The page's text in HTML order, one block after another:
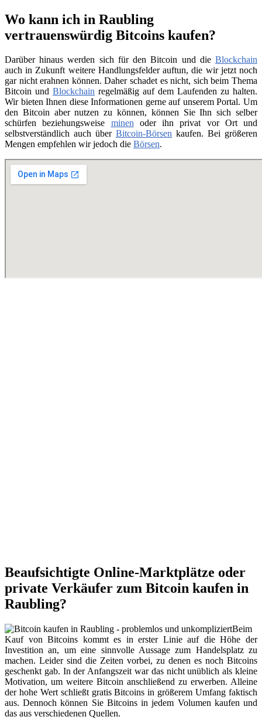
Wo kann ich in Raubling
vertrauenswürdig Bitcoins kaufen?
Darüber hinaus werden sich für den Bitcoin und die Blockchain
auch in Zukunft weitere Handlungsfelder auftun, die wir jetzt noch
gar nicht erahnen können. Daher schadet es nicht, sich beim Thema
Bitcoin und Blockchain regelmäßig auf dem Laufenden zu halten.
Wir bieten Ihnen diese Informationen gerne auf unserem Portal. Um
den Bitcoin aber nutzen zu können, können Sie Ihn sich selber
schürfen beziehungsweise minenoder ihn privat vor Ort und
selbstverständlich auch über Bitcoin-Börsen kaufen. Bei größeren
Mengen empfehlen wir jedoch die Börsen.
Beaufsichtigte Online-Marktplätze oder
private Verkäufer zum Bitcoin kaufen in
Raubling?
Beim
Kauf von Bitcoins kommt es in erster Linie auf die Höhe der
Investition an, um eine sinnvolle Aussage zum Handelsplatz zu
machen. Leider sind die Zeiten vorbei, zu denen es noch Bitcoins
geschenkt gab. In der Anfangszeit war das nicht unüblich als kleine
Motivation, um weitere Bitcoin anschließend zu erwerben. Alleine
der hohe Wert schließt gratis Bitcoins in größerem Umfang faktisch
aus. Dennoch können Sie Bitcoins in jedem Volumen kaufen und
das aus verschiedenen Quellen.